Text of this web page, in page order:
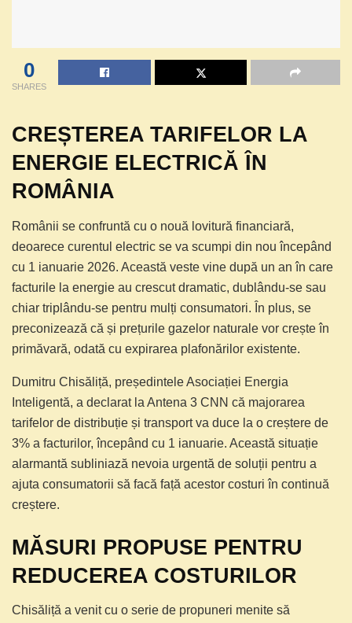
0
SHARES
CREȘTEREA TARIFELOR LA
ENERGIE ELECTRICĂ ÎN
ROMÂNIA
Românii se confruntă cu o nouă lovitură financiară,
deoarece curentul electric se va scumpi din nou începând
cu 1 ianuarie 2026. Această veste vine după un an în care
facturile la energie au crescut dramatic, dublându-se sau
chiar triplându-se pentru mulți consumatori. În plus, se
preconizează că și prețurile gazelor naturale vor crește în
primăvară, odată cu expirarea plafonărilor existente.
Dumitru Chisăliță, președintele Asociației Energia
Inteligentă, a declarat la Antena 3 CNN că majorarea
tarifelor de distribuție și transport va duce la o creștere de
3% a facturilor, începând cu 1 ianuarie. Această situație
alarmantă subliniază nevoia urgentă de soluții pentru a
ajuta consumatorii să facă față acestor costuri în continuă
creștere.
MĂSURI PROPUSE PENTRU
REDUCEREA COSTURILOR
Chisăliță a venit cu o serie de propuneri menite să